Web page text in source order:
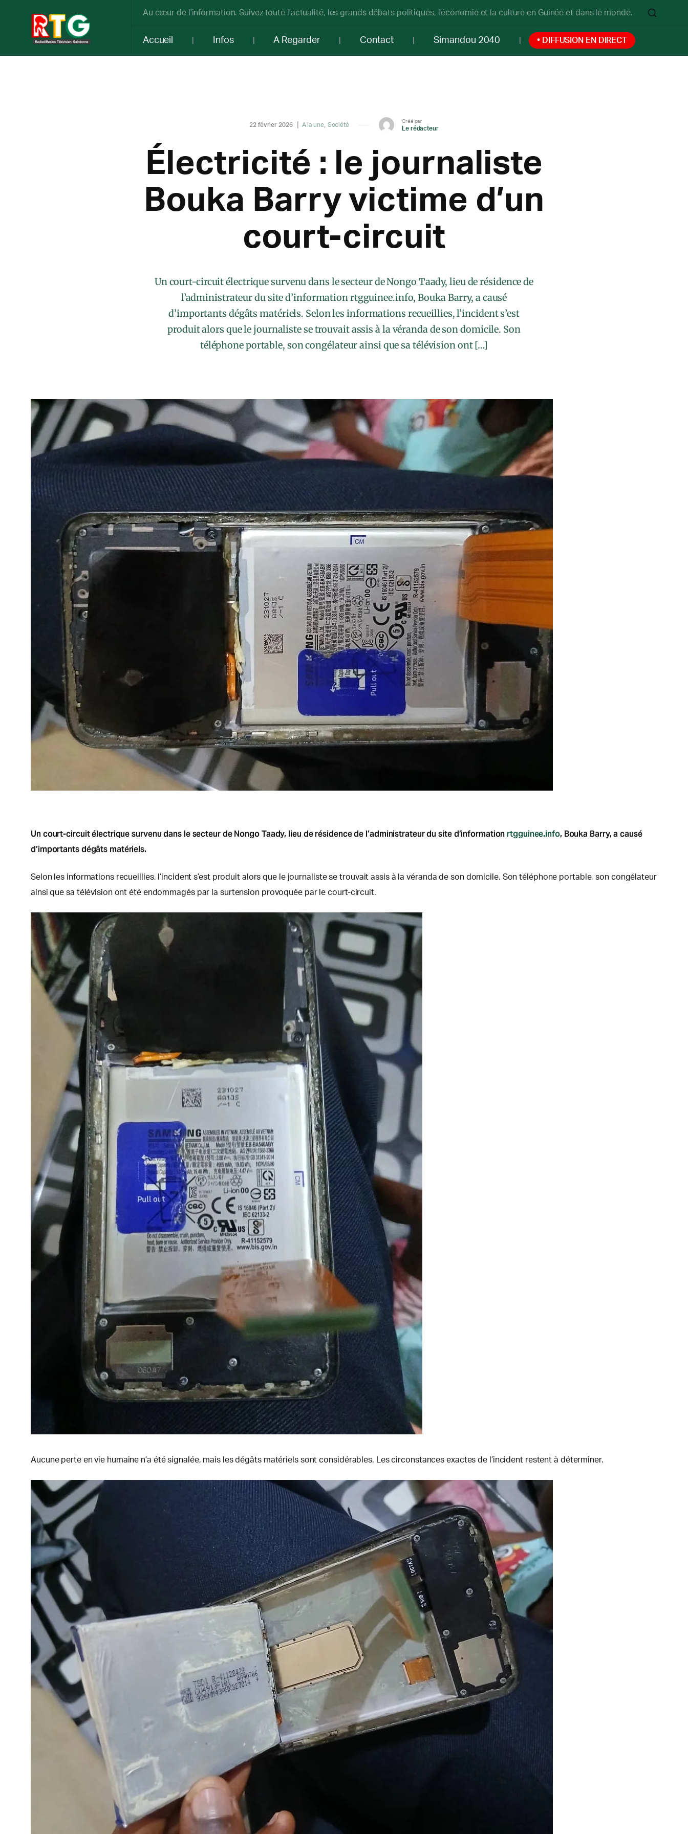
Au cœur de l'information. Suivez toute l'actualité, les grands débats politiques, l'économie et la culture en Guinée et dans le monde.
Accueil Infos A Regarder Contact Simandou 2040 • DIFFUSION EN DIRECT
22 février 2026 A la une Société
Créé par
Le rédacteur
Électricité : le journaliste
Bouka Barry victime d’un
court-circuit
Un court-circuit électrique survenu dans le secteur de Nongo Taady, lieu de résidence de
l’administrateur du site d’information rtgguinee.info, Bouka Barry, a causé
d’importants dégâts matériels. Selon les informations recueillies, l’incident s’est
produit alors que le journaliste se trouvait assis à la véranda de son domicile. Son
téléphone portable, son congélateur ainsi que sa télévision ont […]
Un court-circuit électrique survenu dans le secteur de Nongo Taady, lieu de résidence de l’administrateur du site d’information rtgguinee.info, Bouka Barry, a causé
d’importants dégâts matériels.
Selon les informations recueillies, l’incident s’est produit alors que le journaliste se trouvait assis à la véranda de son domicile. Son téléphone portable, son congélateur
ainsi que sa télévision ont été endommagés par la surtension provoquée par le court-circuit.
Aucune perte en vie humaine n’a été signalée, mais les dégâts matériels sont considérables. Les circonstances exactes de l’incident restent à déterminer.